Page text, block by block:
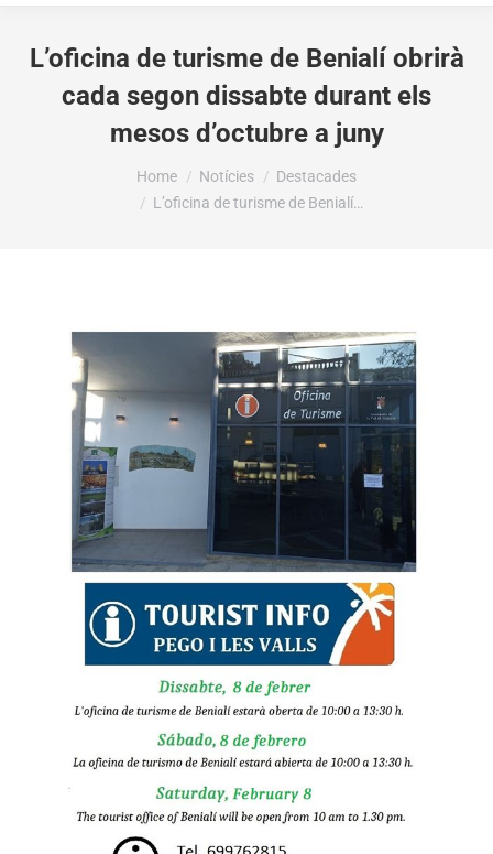
L’oficina de turisme de Benialí obrirà
cada segon dissabte durant els
mesos d’octubre a juny
Home Notícies
Destacades
L’oficina de turisme de Benialí…